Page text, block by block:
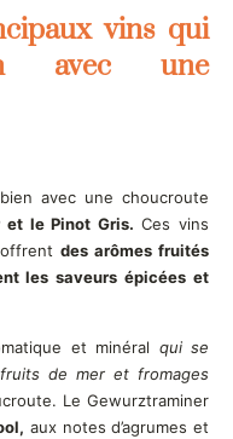
vins qui
avec une
avec une choucroute
et le Pinot Gris. Ces vins
des arômes fruités
les saveurs épicées et
et minéral qui se
de mer et fromages
Le Gewurztraminer
aux notes d’agrumes et